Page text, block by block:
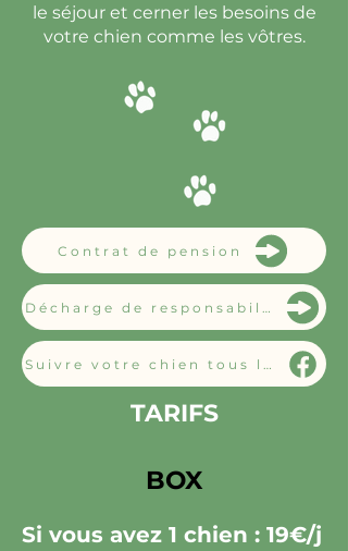
le séjour et cerner les besoins de
votre chien comme les vôtres.
Contrat de pension
TARIFS
BOX
Si vous avez 1 chien : 19€/j